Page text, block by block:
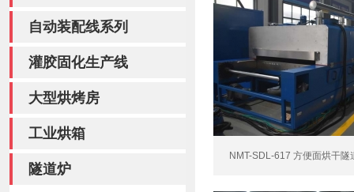
自动装配线系列
灌胶固化生产线
大型烘烤房
工业烘箱
隧道炉
NMT-SDL-617 方便面烘干隧